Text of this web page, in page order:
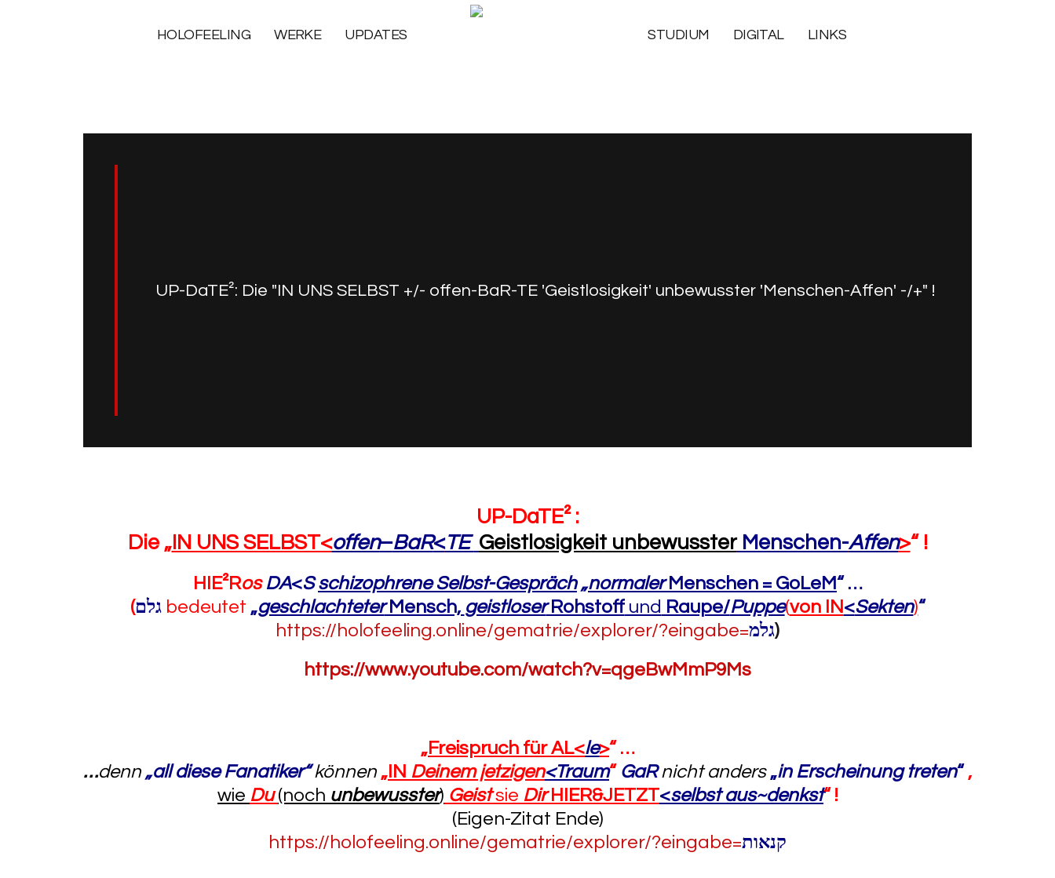
HOLOFEELING WERKE UPDATES STUDIUM DIGITAL LINKS
UP-DaTE²: Die "IN UNS SELBST +/- offen-BaR-TE 'Geistlosigkeit' unbewusster 'Menschen-Affen' -/+" !
UP-DaTE² :
Die „IN UNS SELBST<offen–BaR<TE Geistlosigkeit unbewussterMenschen-Affen>“ !
HIE²Ros DA<Sschizophrene Selbst-Gespräch„normaler Menschen = GoLeM“ …
(גלם bedeutet „geschlachteterMensch, geistloserRohstoffund Raupe/Puppe(von IN <Sekten)“
https://holofeeling.online/gematrie/explorer/?eingabe=גלמ)
https://www.youtube.com/watch?v=qgeBwMmP9Ms
„Freispruch für AL<le>“ …
…denn „all diese Fanatiker“ können „ IN Deinem jetzigen<Traum“ GaR nicht anders „in Erscheinung treten“ ,
wie Du(noch unbewusster) Geistsie Dir HIER&JETZT<selbstaus~denkst“ !
(Eigen-Zitat Ende)
https://holofeeling.online/gematrie/explorer/?eingabe=קנאות